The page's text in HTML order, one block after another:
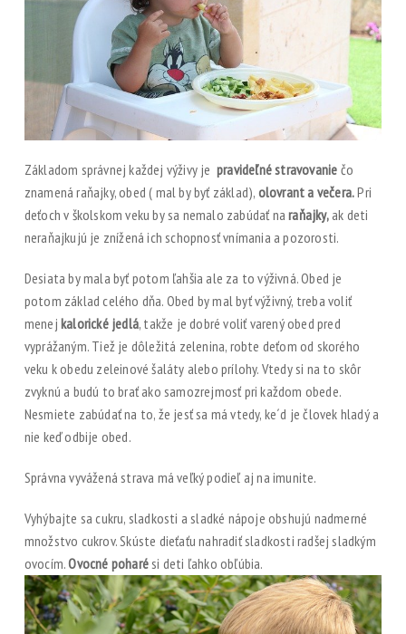
Základom správnej každej výživy je pravideľné stravovanie čo
znamená raňajky, obed ( mal by byť základ), olovrant a večera.Pri
deťoch v školskom veku by sa nemalo zabúdať naraňajky,ak deti
neraňajkujú je znížená ich schopnosť vnímania a pozorosti.
Desiata by mala byť potom ľahšia ale za to výživná. Obed je
potom základ celého dňa. Obed by mal byť výživný, treba voliť
menejkalorické jedlá, takže je dobré voliť varený obed pred
vyprážaným. Tiež je dôležitá zelenina, robte deťom od skorého
veku k obedu zeleinové šaláty alebo prílohy. Vtedy si na to skôr
zvyknú a budú to brať ako samozrejmosť pri každom obede.
Nesmiete zabúdať na to, že jesť sa má vtedy, ke´d je človek hladý a
nie keď odbije obed.
Správna vyvážená strava má veľký podieľ aj na imunite.
Vyhýbajte sa cukru, sladkosti a sladké nápoje obshujú nadmerné
množstvo cukrov. Skúste dieťaťu nahradiť sladkosti radšej sladkým
ovocím.Ovocné poharé si deti ľahko obľúbia.